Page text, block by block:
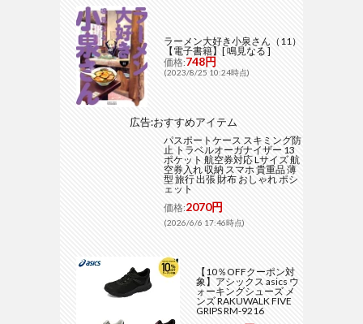
ラーメン大好き小泉さん（11）
【電子書籍】[ 鳴見なる ]
価格:748円
(2023/8/25 10:24時点)
広告:おすすめアイテム
パスポートケース スキミング防
止 トラベルオーガナイザー 13
ポケット 航空券対応 Lサイズ 航
空券入れ 収納 スマホ 貴重品 薄
型 旅行 出張 財布 おしゃれ ポシ
ェット
価格:2070円
(2026/6/6 17:46時点)
【10％OFFクーポン対
象】アシックス asics ウ
ォーキングシューズ メ
ンズ RAKUWALK FIVE
GRIPS RM-9216